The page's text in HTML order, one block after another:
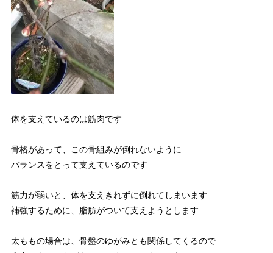
体を支えているのは筋肉です
骨格があって、この骨組みが倒れないように
バランスをとって支えているのです
筋力が弱いと、体を支えきれずに倒れてしまいます
補強するために、脂肪がついて支えようとします
太ももの場合は、骨盤のゆがみとも関係してくるので